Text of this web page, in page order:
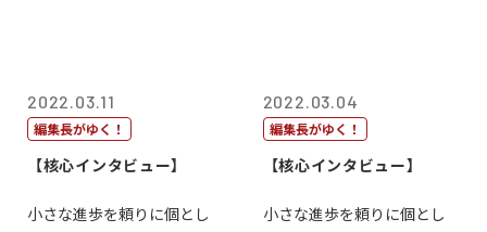
2022.03.11
編集長がゆく！
【核心インタビュー】
小さな進歩を頼りに個とし
2022.03.04
編集長がゆく！
【核心インタビュー】
小さな進歩を頼りに個とし